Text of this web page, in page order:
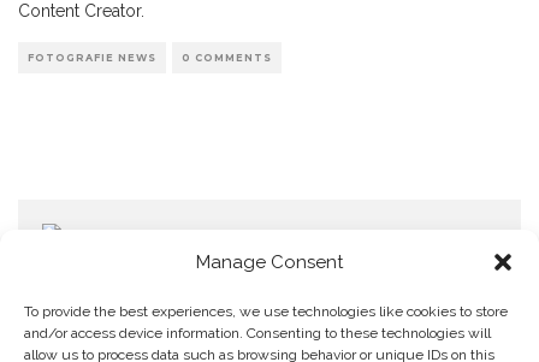
Manage Consent
To provide the best experiences, we use technologies like cookies to store
and/or access device information. Consenting to these technologies will
allow us to process data such as browsing behavior or unique IDs on this
Content Creator.
FOTOGRAFIE NEWS 0 COMMENTS
Home Datenschutzerklärung